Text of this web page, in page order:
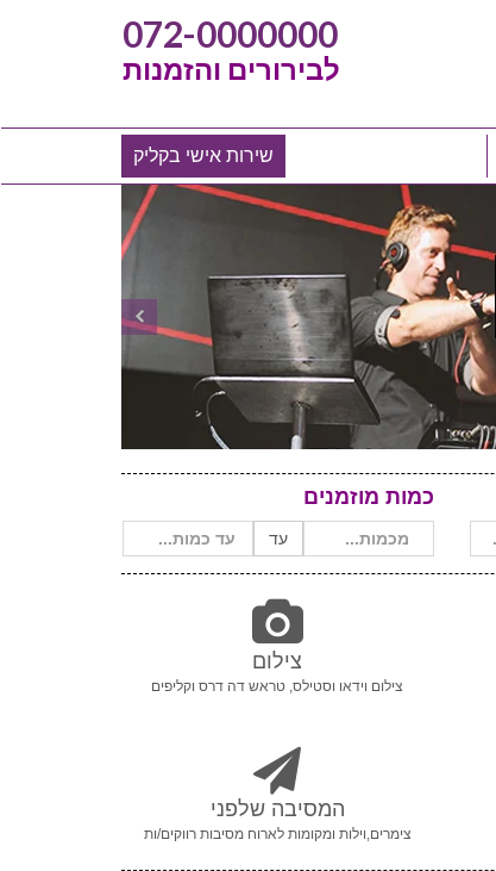
072-0000000
לבירורים והזמנות
שירות אישי בקליק
כמות מוזמנים
עד
צילום
צילום וידאו וסטילס, טראש דה דרס וקליפים
המסיבה שלפני
צימרים,וילות ומקומות לארוח מסיבות רווקים/ות